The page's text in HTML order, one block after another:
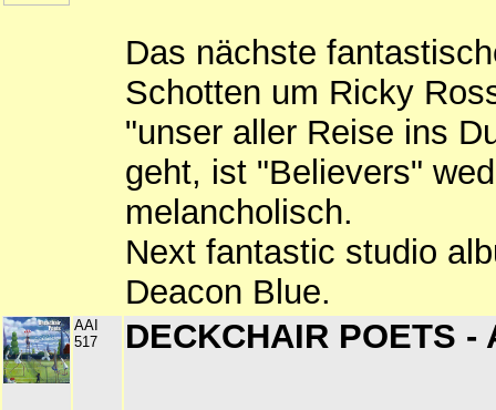
Das nächste
Schotten um Ricky
"unser aller Reise ins
geht, ist "Believers"
melancholisch.
Next fantastic studio
Deacon Blue.
AAI
517
DECKCHAIR POETS